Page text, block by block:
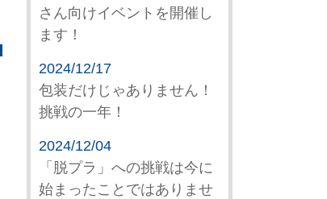
さん向けイベントを開催し
ます！
2024/12/17
包装だけじゃありません！
挑戦の一年！
2024/12/04
「脱プラ」への挑戦は今に
始まったことではありませ